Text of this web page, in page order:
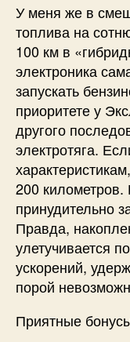
У меня же в
топлива на
100 км в
электроника
запускать
приоритете у
другого
электротяга.
200 километров.
принудительно
Правда,
улетучивается
ускорений,
порой
Приятные